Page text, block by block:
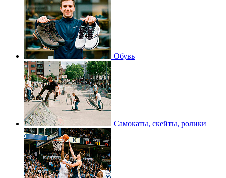
Обувь
Самокаты, скейты, ролики